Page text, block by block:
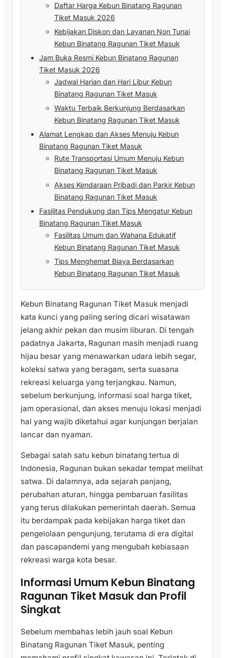
Daftar Harga Kebun Binatang Ragunan
Tiket Masuk 2026
Kebijakan Diskon dan Layanan Non Tunai
Kebun Binatang Ragunan Tiket Masuk
Jam Buka Resmi Kebun Binatang Ragunan
Tiket Masuk 2026
Jadwal Harian dan Hari Libur Kebun
Binatang Ragunan Tiket Masuk
Waktu Terbaik Berkunjung Berdasarkan
Kebun Binatang Ragunan Tiket Masuk
Alamat Lengkap dan Akses Menuju Kebun
Binatang Ragunan Tiket Masuk
Rute Transportasi Umum Menuju Kebun
Binatang Ragunan Tiket Masuk
Akses Kendaraan Pribadi dan Parkir Kebun
Binatang Ragunan Tiket Masuk
Fasilitas Pendukung dan Tips Mengatur Kebun
Binatang Ragunan Tiket Masuk
Fasilitas Umum dan Wahana Edukatif
Kebun Binatang Ragunan Tiket Masuk
Tips Menghemat Biaya Berdasarkan
Kebun Binatang Ragunan Tiket Masuk
Kebun Binatang Ragunan Tiket Masuk menjadi
kata kunci yang paling sering dicari wisatawan
jelang akhir pekan dan musim liburan. Di tengah
padatnya Jakarta, Ragunan masih menjadi ruang
hijau besar yang menawarkan udara lebih segar,
koleksi satwa yang beragam, serta suasana
rekreasi keluarga yang terjangkau. Namun,
sebelum berkunjung, informasi soal harga tiket,
jam operasional, dan akses menuju lokasi menjadi
hal yang wajib diketahui agar kunjungan berjalan
lancar dan nyaman.
Sebagai salah satu kebun binatang tertua di
Indonesia, Ragunan bukan sekadar tempat melihat
satwa. Di dalamnya, ada sejarah panjang,
perubahan aturan, hingga pembaruan fasilitas
yang terus dilakukan pemerintah daerah. Semua
itu berdampak pada kebijakan harga tiket dan
pengelolaan pengunjung, terutama di era digital
dan pascapandemi yang mengubah kebiasaan
rekreasi warga kota besar.
Informasi Umum Kebun Binatang
Ragunan Tiket Masuk dan Profil
Singkat
Sebelum membahas lebih jauh soal Kebun
Binatang Ragunan Tiket Masuk, penting